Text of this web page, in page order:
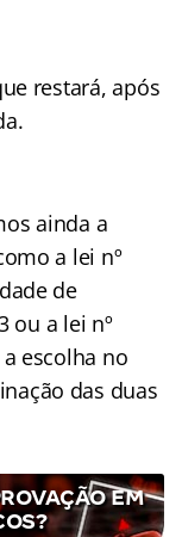
restará, após
ainda a
a lei nº
de
ou a lei nº
escolha no
das duas
EM